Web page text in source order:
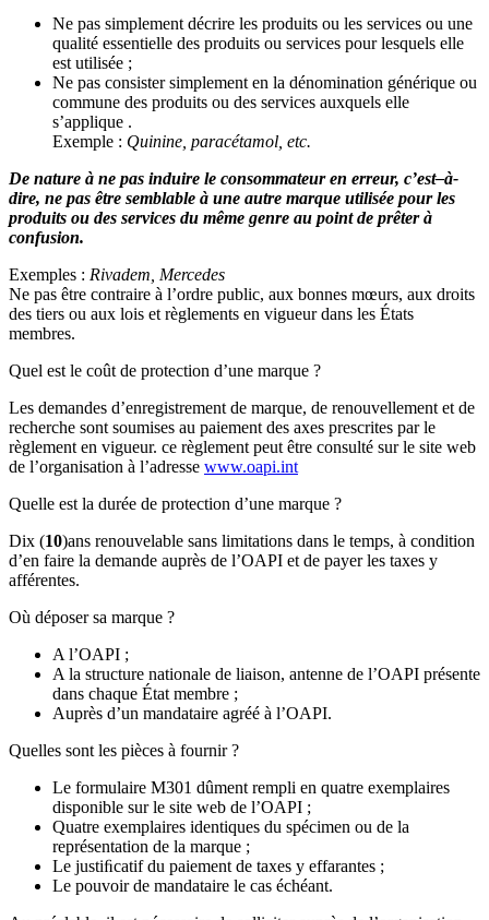
Ne pas simplement décrire les produits ou les services ou une
qualité essentielle des produits ou services pour lesquels elle
est utilisée ;
Ne pas consister simplement en la dénomination générique ou
commune des produits ou des services auxquels elle
s’applique .
Exemple : Quinine, paracétamol, etc.
De nature à ne pas induire le consommateur en erreur, c’est–à-
dire, ne pas être semblable à une autre marque utilisée pour les
produits ou des services du même genre au point de prêter à
confusion.
Exemples : Rivadem, Mercedes
Ne pas être contraire à l’ordre public, aux bonnes mœurs, aux droits
des tiers ou aux lois et règlements en vigueur dans les États
membres.
Quel est le coût de protection d’une marque ?
Les demandes d’enregistrement de marque, de renouvellement et de
recherche sont soumises au paiement des axes prescrites par le
règlement en vigueur. ce règlement peut être consulté sur le site web
de l’organisation à l’adresse www.oapi.int
Quelle est la durée de protection d’une marque ?
Dix (10)ans renouvelable sans limitations dans le temps, à condition
d’en faire la demande auprès de l’OAPI et de payer les taxes y
afférentes.
Où déposer sa marque ?
A l’OAPI ;
A la structure nationale de liaison, antenne de l’OAPI présente
dans chaque État membre ;
Auprès d’un mandataire agréé à l’OAPI.
Quelles sont les pièces à fournir ?
Le formulaire M301 dûment rempli en quatre exemplaires
disponible sur le site web de l’OAPI ;
Quatre exemplaires identiques du spécimen ou de la
représentation de la marque ;
Le justiﬁcatif du paiement de taxes y effarantes ;
Le pouvoir de mandataire le cas échéant.